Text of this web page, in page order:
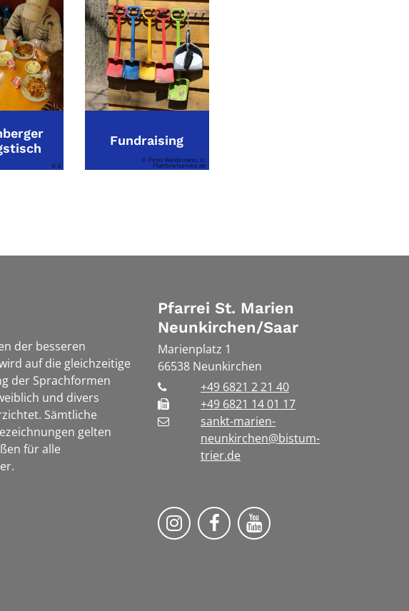
© ä
Fundraising
© Peter Weidemann, in:
Pfarrbriefservice.de
der besseren
auf die gleichzeitige
der Sprachformen
und divers
Sämtliche
gelten
für alle
Pfarrei St. Marien
Neunkirchen/Saar
Marienplatz 1
66538 Neunkirchen
+49 6821 2 21 40
+49 6821 14 01 17
sankt-marien-
neunkirchen@bistum-
trier.de
Bistum Trier auf Instragram
Die Pfarrei auf Facebook
Die Pfarrei auf